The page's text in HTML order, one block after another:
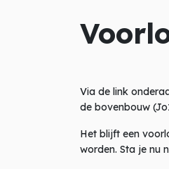
Via de link
de bovenbouw
Het blijft een
worden. Sta je nu